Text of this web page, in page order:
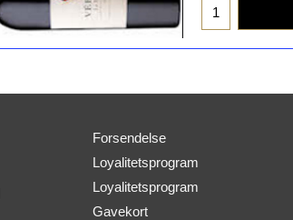
Forsendelse
Loyalitetsprogram
Loyalitetsprogram
Gavekort